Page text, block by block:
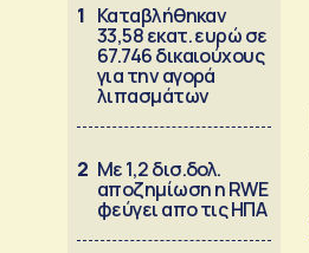
1 Καταβλήθηκαν
33,58 εκατ. ευρώ σε
67.746 δικαιούχους
για την αγορά
λιπασμάτων
2 Με 1,2 δισ.δολ.
αποζημίωση η RWE
φεύγει απο τις ΗΠΑ